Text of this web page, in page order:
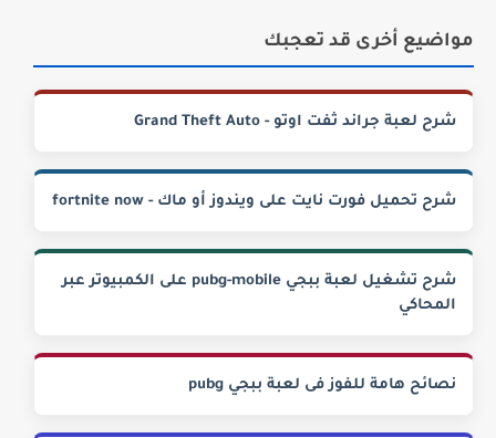
مواضيع أخرى قد تعجبك
شرح لعبة جراند ثفت اوتو - Grand Theft Auto
شرح تحميل فورت نايت على ويندوز أو ماك - fortnite now
شرح تشغيل لعبة ببجي pubg-mobile على الكمبيوتر عبر
المحاكي
نصائح هامة للفوز فى لعبة ببجي pubg